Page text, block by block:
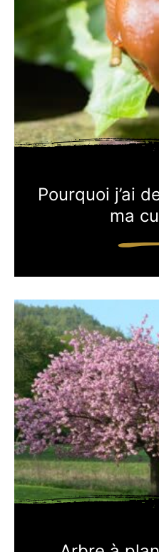
Pourquoi j’ai
ma